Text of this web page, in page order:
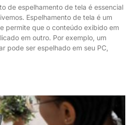
de espelhamento de tela é essencial
Espelhamento de tela é um
permite que o conteúdo exibido em
em outro. Por exemplo, um
pode ser espelhado em seu PC,